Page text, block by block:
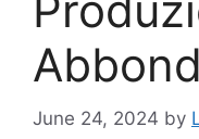
June 24, 2024 by